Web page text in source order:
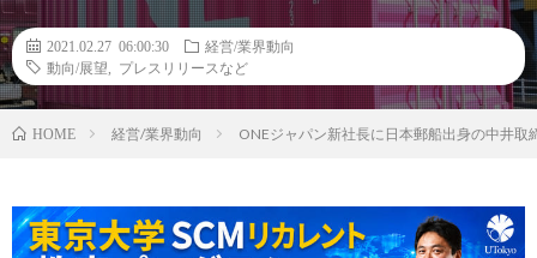
2021.02.27 06:00:30
経営/業界動向
動向/展望
プレスリリースなど
HOME 経営/業界動向 ONEジャパン新社長に日本郵船出身の中井取